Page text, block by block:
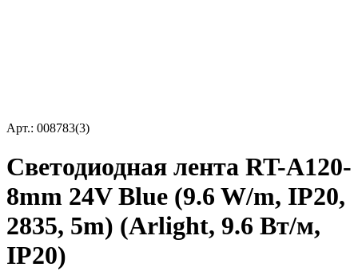
Арт.: 008783(3)
Светодиодная лента RT-A120-
8mm 24V Blue (9.6 W/m, IP20,
2835, 5m) (Arlight, 9.6 Вт/м,
IP20)